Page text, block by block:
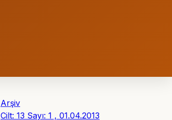
Arşiv
Cilt: 13 Sayı: 1 , 01.04.2013